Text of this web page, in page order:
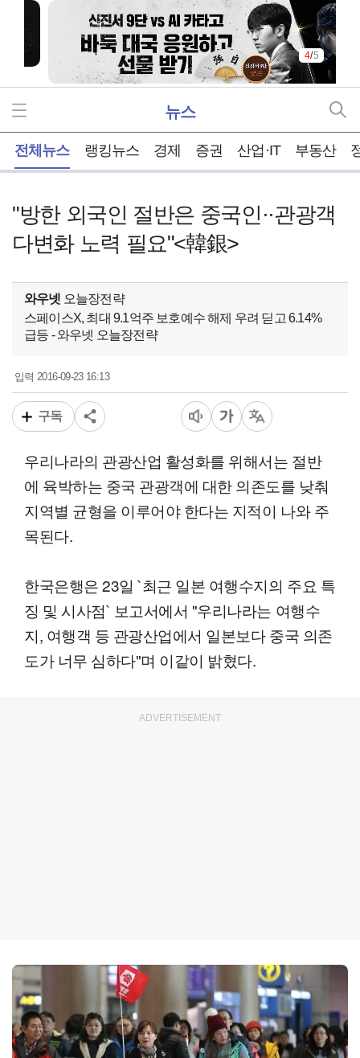
4/5
뉴스
전체뉴스 랭킹뉴스 경제 증권 산업·IT 부동산
"방한 외국인 절반은 중국인··관광객
다변화 노력 필요"<韓銀>
와우넷 오늘장전략
스페이스X, 최대 9.1억주 보호예수 해제 우려 딛고 6.14%
급등 - 와우넷 오늘장전략
입력2016-09-23 16:13
구독
우리나라의 관광산업 활성화를 위해서는 절반
에 육박하는 중국 관광객에 대한 의존도를 낮춰
지역별 균형을 이루어야 한다는 지적이 나와 주
목된다.
한국은행은 23일 `최근 일본 여행수지의 주요 특
징 및 시사점` 보고서에서 "우리나라는 여행수
지, 여행객 등 관광산업에서 일본보다 중국 의존
도가 너무 심하다"며 이같이 밝혔다.
ADVERTISEMENT